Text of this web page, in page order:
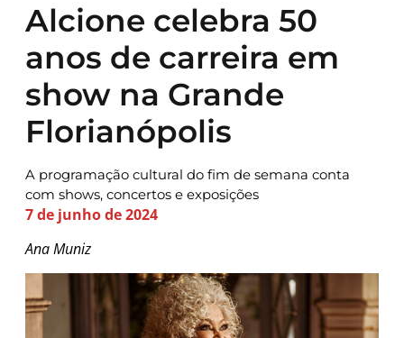
Alcione celebra 50
anos de carreira em
show na Grande
Florianópolis
A programação cultural do fim de semana conta
com shows, concertos e exposições
7 de junho de 2024
Ana Muniz